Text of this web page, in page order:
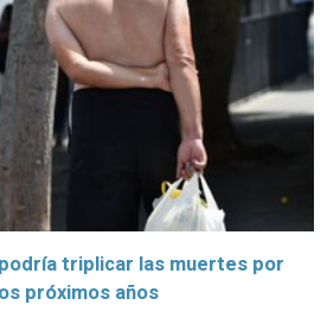
triplicar las muertes por
próximos años